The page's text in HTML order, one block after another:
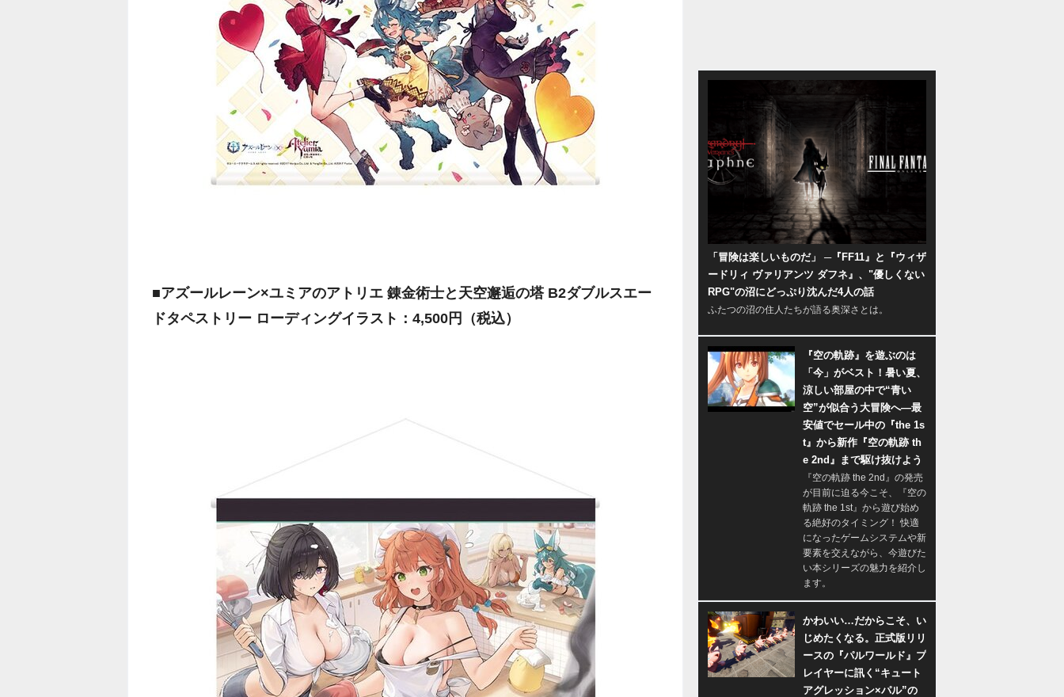
■アズールレーン×ユミアのアトリエ 錬金術士と天空邂逅の塔 B2ダブルスエー
ドタペストリー ローディングイラスト：4,500円（税込）
「冒険は楽しいものだ」 ─『FF11』と『ウィザ
ードリィ ヴァリアンツ ダフネ』、"優しくない
RPG"の沼にどっぷり沈んだ4人の話
ふたつの沼の住人たちが語る奥深さとは。
『空の軌跡』を遊ぶのは
「今」がベスト！暑い夏、
涼しい部屋の中で“青い
空”が似合う大冒険へ―最
安値でセール中の『the 1s
t』から新作『空の軌跡 th
e 2nd』まで駆け抜けよう
『空の軌跡 the 2nd』の発売
が目前に迫る今こそ、『空の
軌跡 the 1st』から遊び始め
る絶好のタイミング！ 快適
になったゲームシステムや新
要素を交えながら、今遊びた
い本シリーズの魅力を紹介し
ます。
かわいい…だからこそ、い
じめたくなる。正式版リリ
ースの『パルワールド』プ
レイヤーに訊く“キュート
アグレッション×パル”の